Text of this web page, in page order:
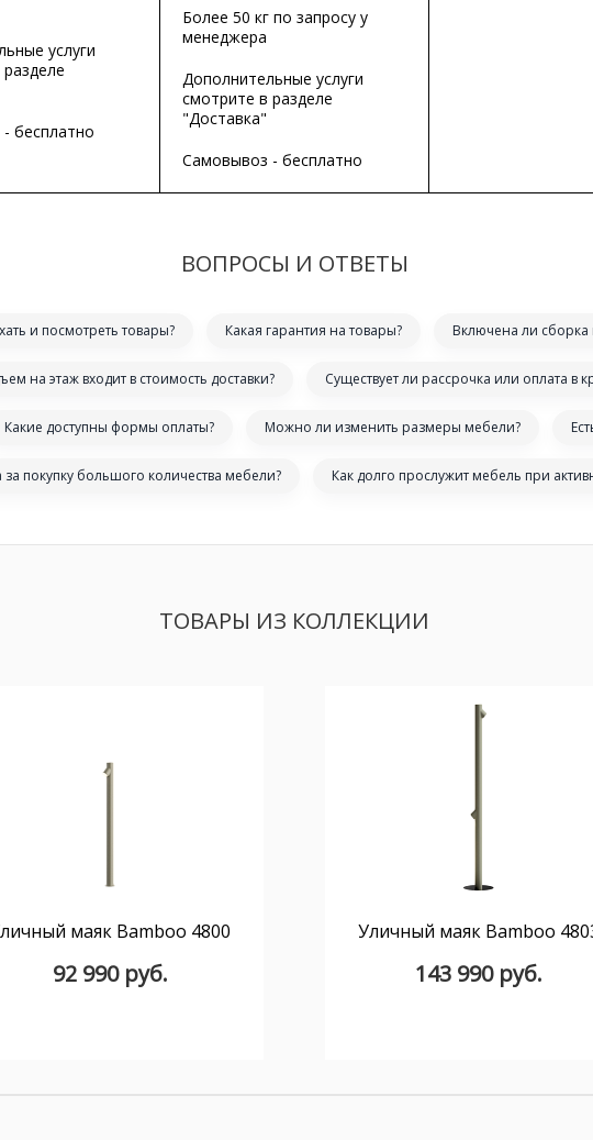
услуги
бесплатно
Более 50 кг по запросу у
менеджера
Дополнительные услуги
смотрите в разделе
"Доставка"
Самовывоз - бесплатно
ВОПРОСЫ И ОТВЕТЫ
и посмотреть товары? Какая гарантия на товары? Включена ли сборка
на этаж входит в стоимость доставки? Существует ли рассрочка или оплата в
Какие доступны формы оплаты? Можно ли изменить размеры мебели?
за покупку большого количества мебели? Как долго прослужит мебель при
ТОВАРЫ ИЗ КОЛЛЕКЦИИ
маяк Bamboo 4800
92 990 руб.
Уличный маяк Bamboo
143 990 руб.